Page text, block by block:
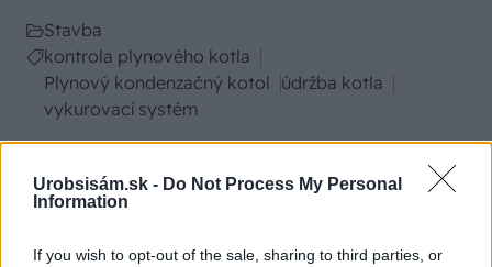
Urobsisám.sk - Do Not Process My Personal
Information
If you wish to opt-out of the sale, sharing to third parties, or
Stavba
kontrola plynového kotla
Plynový kondenzačný kotol údržba kotla
vykurovací systém
SÚVISIACE